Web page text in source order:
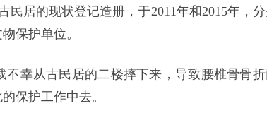
居的现状登记造册，于2011年和2015年，分
保护单位。
幸从古民居的二楼摔下来，导致腰椎骨骨
保护工作中去。